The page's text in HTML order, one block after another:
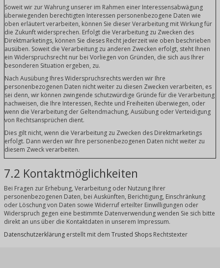
Soweit wir zur Wahrung unserer im Rahmen einer Interessensabwägung
überwiegenden berechtigten Interessen personenbezogene Daten wie
oben erläutert verarbeiten, können Sie dieser Verarbeitung mit Wirkung für
die Zukunft widersprechen. Erfolgt die Verarbeitung zu Zwecken des
Direktmarketings, können Sie dieses Recht jederzeit wie oben beschrieben
ausüben. Soweit die Verarbeitung zu anderen Zwecken erfolgt, steht Ihnen
ein Widerspruchsrecht nur bei Vorliegen von Gründen, die sich aus Ihrer
besonderen Situation ergeben, zu.
Nach Ausübung Ihres Widerspruchsrechts werden wir Ihre
personenbezogenen Daten nicht weiter zu diesen Zwecken verarbeiten, es
sei denn, wir können zwingende schutzwürdige Gründe für die Verarbeitung
nachweisen, die Ihre Interessen, Rechte und Freiheiten überwiegen, oder
wenn die Verarbeitung der Geltendmachung, Ausübung oder Verteidigung
von Rechtsansprüchen dient.
Dies gilt nicht, wenn die Verarbeitung zu Zwecken des Direktmarketings
erfolgt. Dann werden wir Ihre personenbezogenen Daten nicht weiter zu
diesem Zweck verarbeiten.
7.2 Kontaktmöglichkeiten
Bei Fragen zur Erhebung, Verarbeitung oder Nutzung Ihrer
personenbezogenen Daten, bei Auskünften, Berichtigung, Einschränkung
oder Löschung von Daten sowie Widerruf erteilter Einwilligungen oder
Widerspruch gegen eine bestimmte Datenverwendung wenden Sie sich bitte
direkt an uns über die Kontaktdaten in unserem Impressum.
Datenschutzerklärung erstellt mit dem Trusted Shops Rechtstexter